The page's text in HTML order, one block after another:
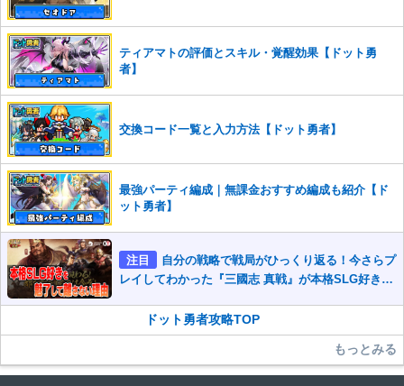
ティアマトの評価とスキル・覚醒効果【ドット勇
者】
交換コード一覧と入力方法【ドット勇者】
最強パーティ編成｜無課金おすすめ編成も紹介【ド
ット勇者】
注目
自分の戦略で戦局がひっくり返る！今さらプ
レイしてわかった『三國志 真戦』が本格SLG好きを
ドット勇者攻略TOP
もっとみる